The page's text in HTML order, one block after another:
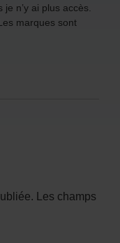
n’y ai plus accès.
marques sont
Les champs